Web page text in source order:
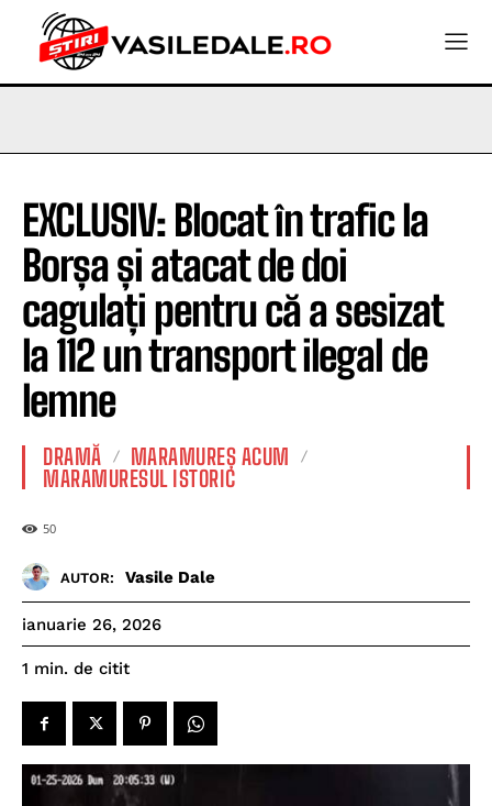
EXCLUSIV: Blocat în trafic la
Borșa și atacat de doi
cagulați pentru că a sesizat
la 112 un transport ilegal de
lemne
DRAMĂ
MARAMUREȘ ACUM
MARAMURESUL ISTORIC
50
AUTOR: Vasile Dale
ianuarie 26, 2026
1 min. de citit